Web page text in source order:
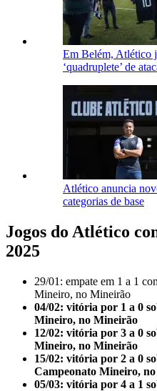
Em Belém, Atlético
‘quadruplete’ de
Atlético anuncia
categorias de base
Jogos do Atlético
2025
29/01: empate em 1 a 1
Mineiro, no Mineirão
04/02: vitória por 1 a 0
Mineiro, no Mineirão
12/02: vitória por 3 a 0
Mineiro, no Mineirão
15/02: vitória por 2 a 0
Campeonato Mineiro,
05/03: vitória por 4 a 1